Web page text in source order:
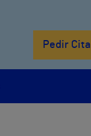
Pedir Cita